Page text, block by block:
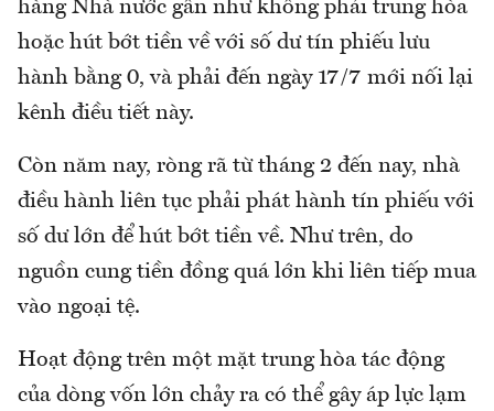
hàng Nhà nước gần như không phải trung hòa
hoặc hút bớt tiền về với số dư tín phiếu lưu
hành bằng 0, và phải đến ngày 17/7 mới nối lại
kênh điều tiết này.
Còn năm nay, ròng rã từ tháng 2 đến nay, nhà
điều hành liên tục phải phát hành tín phiếu với
số dư lớn để hút bớt tiền về. Như trên, do
nguồn cung tiền đồng quá lớn khi liên tiếp mua
vào ngoại tệ.
Hoạt động trên một mặt trung hòa tác động
của dòng vốn lớn chảy ra có thể gây áp lực lạm